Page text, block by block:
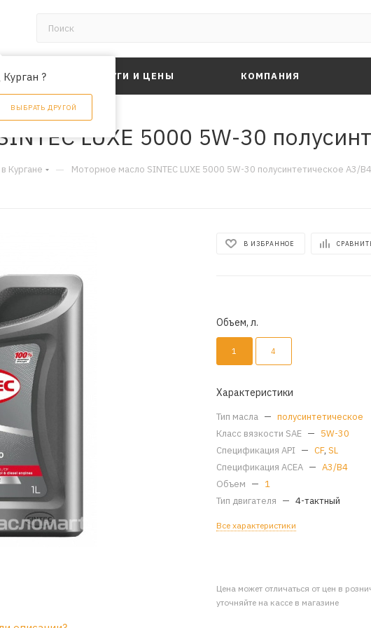
?
ВЫБРАТЬ ДРУГОЙ
УСЛУГИ И ЦЕНЫ КОМПАНИЯ
LUXE 5000 5W-30
Кургане — Моторное масло SINTEC LUXE 5000 5W-30 полусинтетическое A3/B4
В ИЗБРАННОЕ
Объем, л.
1 4
Характеристики
Тип масла — полусинтетическое
Класс вязкости SAE — 5W-30
Спецификация API — CF,SL
Спецификация ACEA — A3/B4
Объем — 1
Тип двигателя — 4-тактный
Все характеристики
Цена может отличаться от цен в
уточняйте на кассе в магазине